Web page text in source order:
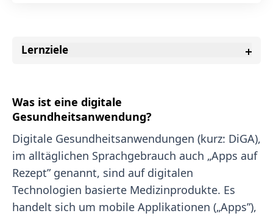
Lernziele
Was ist eine digitale
Gesundheitsanwendung?
Digitale Gesundheitsanwendungen (kurz: DiGA),
im alltäglichen Sprachgebrauch auch „Apps auf
Rezept” genannt, sind auf digitalen
Technologien basierte Medizinprodukte. Es
handelt sich um mobile Applikationen („Apps”),